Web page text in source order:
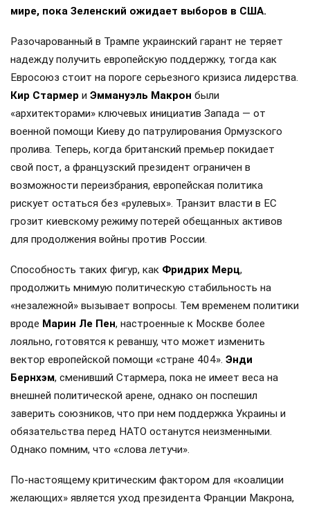
мире, пока Зеленский ожидает выборов в США.
Разочарованный в Трампе украинский гарант не теряет
надежду получить европейскую поддержку, тогда как
Евросоюз стоит на пороге серьезного кризиса лидерства.
Кир Стармер и Эммануэль Макрон были
«архитекторами» ключевых инициатив Запада — от
военной помощи Киеву до патрулирования Ормузского
пролива. Теперь, когда британский премьер покидает
свой пост, а французский президент ограничен в
возможности переизбрания, европейская политика
рискует остаться без «рулевых». Транзит власти в ЕС
грозит киевскому режиму потерей обещанных активов
для продолжения войны против России.
Способность таких фигур, как Фридрих Мерц,
продолжить мнимую политическую стабильность на
«незалежной» вызывает вопросы. Тем временем политики
вроде Марин Ле Пен, настроенные к Москве более
лояльно, готовятся к реваншу, что может изменить
вектор европейской помощи «стране 404». Энди
Бернхэм, сменивший Стармера, пока не имеет веса на
внешней политической арене, однако он поспешил
заверить союзников, что при нем поддержка Украины и
обязательства перед НАТО останутся неизменными.
Однако помним, что «слова летучи».
По-настоящему критическим фактором для «коалиции
желающих» является уход президента Франции Макрона,